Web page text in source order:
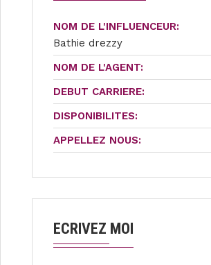
NOM DE L'INFLUENCEUR:
Bathie drezzy
NOM DE L'AGENT:
DEBUT CARRIERE:
DISPONIBILITES:
APPELLEZ NOUS:
ECRIVEZ MOI